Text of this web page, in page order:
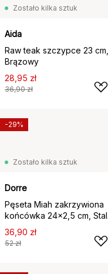
Zostało kilka sztuk
Aida
Raw teak szczypce 23 cm,
Brązowy
28,95 zł
36,90 zł
Zostało kilka sztuk
Dorre
Pęseta Miah zakrzywiona
końcówka 24x2,5 cm, Stal
nierdzewna
36,90 zł
52 zł
-29%